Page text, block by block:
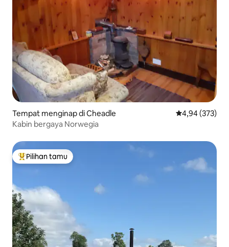
Tempat menginap di Cheadle Nilai rata-rata
4,94 (373)
Kabin bergaya Norwegia
Pilihan tamu terpopuler
Pilihan tamu